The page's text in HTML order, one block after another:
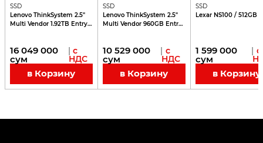
SSD
Lenovo ThinkSystem 2.5"
Multi Vendor 1.92TB Entry
16 049 000
сум
| с
НДС
в Корзину
SSD
Lenovo ThinkSystem 2.5"
Multi Vendor 960GB Entry
10 529 000
сум
| с
НДС
в Корзину
SSD
Lexar NS100 / 512GB
1 599 000
сум
| с
в Корзину